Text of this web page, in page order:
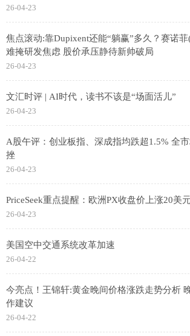
26-04-23
焦点滚动:靠Dupixent还能“躺赢”多久？赛诺
难掩研发焦虑 股价承压静待新帅破局
26-04-23
文汇时评 | AI时代，读书不该是“场面活儿”
26-04-23
A股午评：创业板指、深成指均跌超1.5% 全
挫
26-04-23
PriceSeek重点提醒：欧洲PX收盘价上涨20美
26-04-23
美国空中交通系统改革加速
26-04-22
今亮点！王锦轩:黄金晚间价格涨跌走势分析
作建议
26-04-22